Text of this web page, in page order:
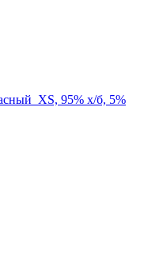
95% х/б, 5%